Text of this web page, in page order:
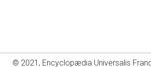
© 2021, Encyclopædia Universalis